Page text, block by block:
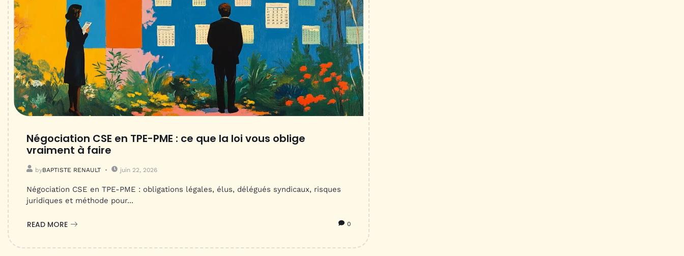
Négociation CSE en TPE-PME : ce que la loi vous oblige
vraiment à faire
byBAPTISTE RENAULT juin 22, 2026
Négociation CSE en TPE-PME : obligations légales, élus, délégués syndicaux, risques
juridiques et méthode pour...
READ MORE 0